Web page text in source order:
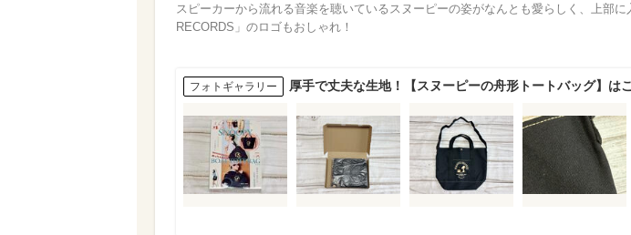
スピーカーから流れる音楽を聴いているスヌーピーの姿がなんとも愛らしく、上部に
RECORDS」のロゴもおしゃれ！
フォトギャラリー 厚手で丈夫な生地！【スヌーピーの舟形トートバッグ】は